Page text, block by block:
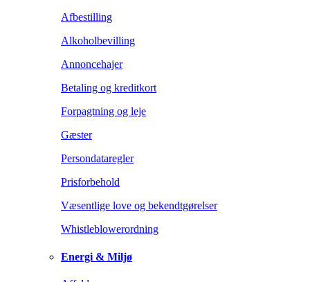
Afbestilling
Alkoholbevilling
Annoncehajer
Betaling og kreditkort
Forpagtning og leje
Gæster
Persondataregler
Prisforbehold
Væsentlige love og bekendtgørelser
Whistleblowerordning
Energi & Miljø